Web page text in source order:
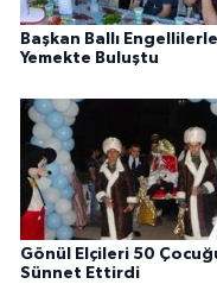
Başkan Ballı Engellilerle
Yemekte Buluştu
Gönül Elçileri 50
Sünnet Ettirdi